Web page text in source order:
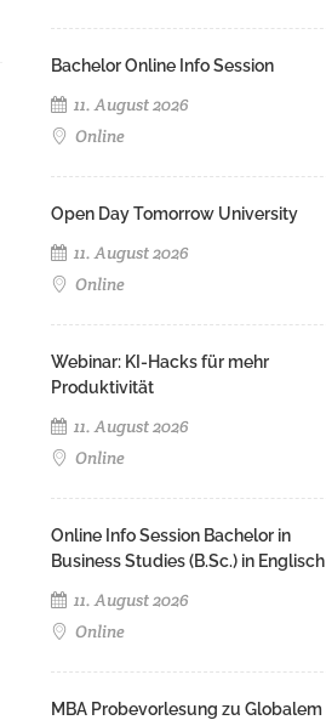
Bachelor Online Info Session
11. August 2026
Online
Open Day Tomorrow University
11. August 2026
Online
Webinar: KI-Hacks für mehr
Produktivität
11. August 2026
Online
Online Info Session Bachelor in
Business Studies (B.Sc.) in Englisch
11. August 2026
Online
MBA Probevorlesung zu Globalem